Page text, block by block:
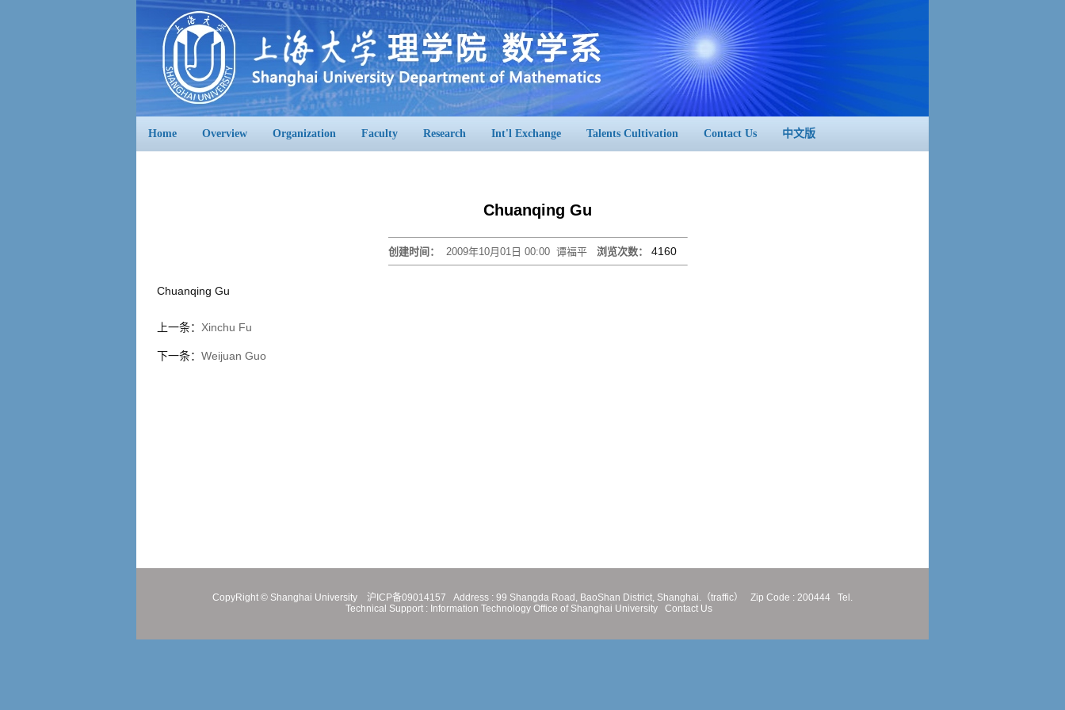
Home Overview Organization Faculty Research Int'l Exchange Talents Cultivation Contact Us 中文版
Chuanqing Gu
创建时间： 2009年10月01日 00:00 谭福平 浏览次数： 4160
Chuanqing Gu
上一条： Xinchu Fu
下一条： Weijuan Guo
CopyRight © Shanghai University 沪ICP备09014157 Address : 99 Shangda Road, BaoShan District, Shanghai.（traffic） Zip Code : 200444 Tel.
Technical Support : Information Technology Office of Shanghai University Contact Us